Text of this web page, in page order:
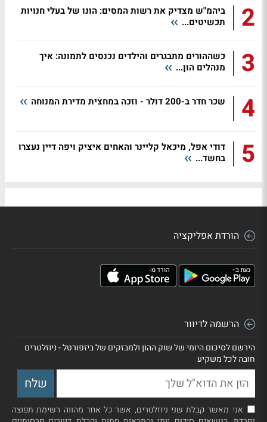
2
ביהמ"ש מצדיק את רשות המסים: הונו של בעלי חנויות
תכשיטים...
3
כשההורים מתבגרים והילדים נכנסים לתמונה: איך
מנהלים הון...
4 שכר חדר ב-200 דולר - וזכה במחצית מדירת המנוחה
5
דודי אפל, מיכאל קליינר והאחים איציק ויפה דיין נעצרו
בחשד...
הורדת אפליקציה
הרשמה לדיוור
הירשם לסיכום היומי של שוק ההון ולמבזקים של ביזפורטל - ניוזלטרים
חובה לכל משקיע
אני מאשר קבלת שני ניוזלטרים, אשר כל אחד מהווה רשימת תפוצה